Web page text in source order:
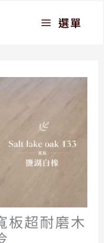
選單
板超耐磨木